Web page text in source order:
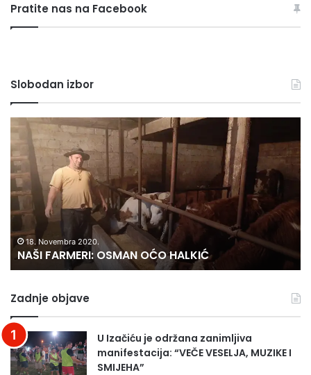
Pratite nas na Facebook
Slobodan izbor
NAŠI
FARMERI:
OSMAN
OĆO
HALKIĆ
18. Novembra 2020.
NAŠI FARMERI: OSMAN OĆO HALKIĆ
Zadnje objave
U Izačiću je održana zanimljiva
manifestacija: “VEČE VESELJA, MUZIKE I
SMIJEHA”